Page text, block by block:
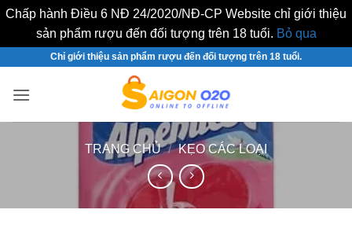
Chấp hành Điều 6 NĐ 24/2020/NĐ-CP Website chỉ giới thiệu
sản phẩm rượu đến đối tượng trên 18 tuổi. Bỏ qua
nội
Chỉ giới thiệu sản phẩm rượu đến đối tượng trên 18 tuổi.
TRANG CHỦ / KẸO CÁC LOẠI